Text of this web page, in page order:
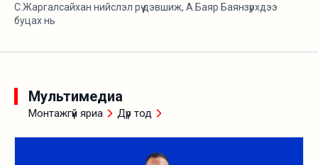
С.Жаргалсайхан нийслэл рүү дэвшиж, А.Баяр Баянзүрхдээ
буцах нь
Мультимедиа
Монтажгүй яриа Дүр тод